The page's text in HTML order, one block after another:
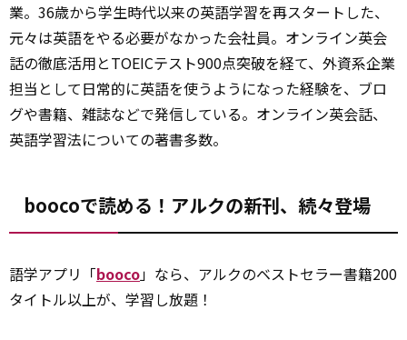
業。36歳から学生時代以来の英語学習を再スタートした、
元々は英語をやる必要がなかった会社員。オンライン英会
話の徹底活用とTOEICテスト900点突破を経て、外資系企業
担当として日常的に英語を使うようになった経験を、ブロ
グや書籍、雑誌などで発信している。オンライン英会話、
英語学習法についての著書多数。
boocoで読める！アルクの新刊、続々登場
語学アプリ「booco」なら、アルクのベストセラー書籍200
タイトル以上が、学習し放題！